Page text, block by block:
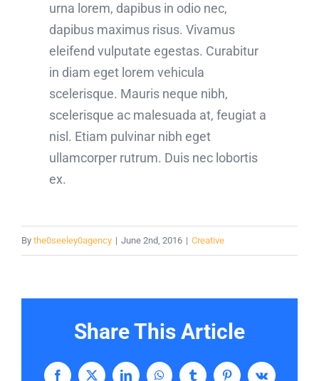
urna lorem, dapibus in odio nec,
dapibus maximus risus. Vivamus
eleifend vulputate egestas. Curabitur
in diam eget lorem vehicula
scelerisque. Mauris neque nibh,
scelerisque ac malesuada at, feugiat a
nisl. Etiam pulvinar nibh eget
ullamcorper rutrum. Duis nec lobortis
ex.
By the0seeley0agency | June 2nd, 2016 | Creative
Share This Article